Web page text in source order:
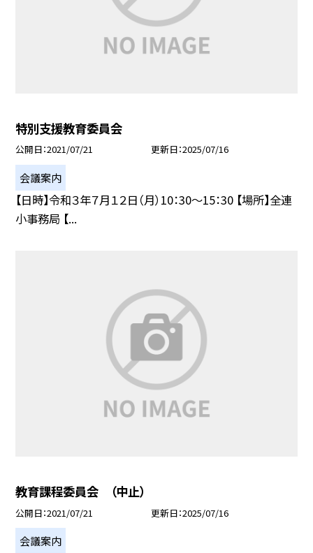
特別支援教育委員会
公開日 2021/07/21 更新日 2025/07/16
会議案内
【日時】令和３年７月１２日（月）10：30〜15：30 【場所】全連
小事務局 【...
教育課程委員会 （中止）
公開日 2021/07/21 更新日 2025/07/16
会議案内